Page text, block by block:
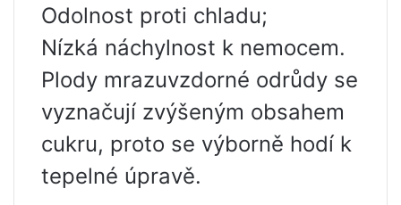
Odolnost proti chladu;
Nízká náchylnost k nemocem.
Plody mrazuvzdorné odrůdy se
vyznačují zvýšeným obsahem
cukru, proto se výborně hodí k
tepelné úpravě.